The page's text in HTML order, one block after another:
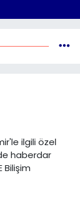
ilgili özel
haberdar
Bilişim